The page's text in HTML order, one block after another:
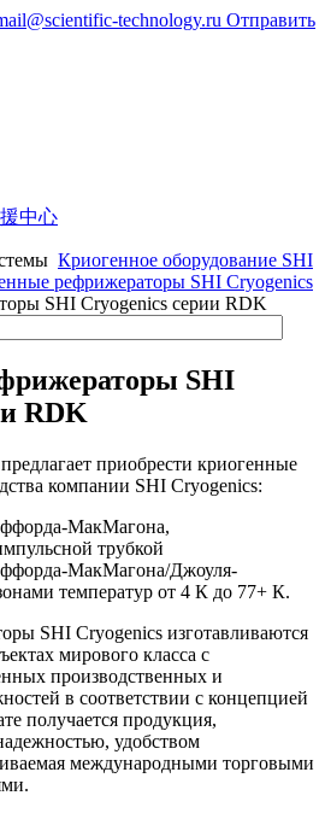
technology.ru Отправить
中心
Криогенное оборудование SHI
рефрижераторы SHI Cryogenics
SHI Cryogenics серии RDK
SHI
RDK
приобрести криогенные
компании SHI Cryogenics:
МакМагона,
трубкой
МакМагона/Джоуля-
температур от 4 К до 77+ К.
SHI Cryogenics изготавливаются
мирового класса с
производственных и
в соответствии с концепцией
получается продукция,
удобством
международными торговыми